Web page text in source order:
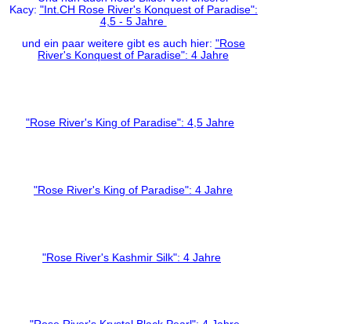
Kacy: "Int.CH Rose River's Konquest of Paradise":
4,5 - 5 Jahre
und ein paar weitere gibt es auch hier: "Rose
River's Konquest of Paradise": 4 Jahre
"Rose River's King of Paradise": 4,5 Jahre
"Rose River's King of Paradise": 4 Jahre
"Rose River's Kashmir Silk": 4 Jahre